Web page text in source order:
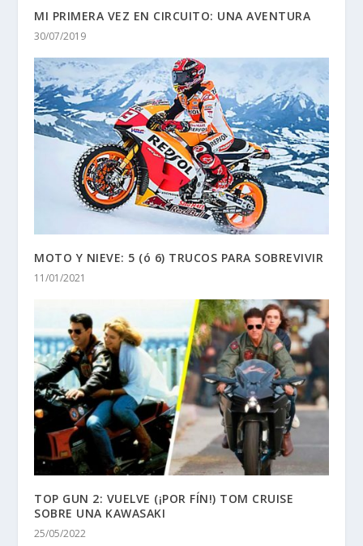
MI PRIMERA VEZ EN CIRCUITO: UNA AVENTURA
30/07/2019
MOTO Y NIEVE: 5 (ó 6) TRUCOS PARA SOBREVIVIR
11/01/2021
TOP GUN 2: VUELVE (¡POR FÍN!) TOM CRUISE
SOBRE UNA KAWASAKI
25/05/2022